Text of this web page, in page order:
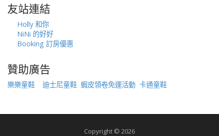
友站連結
Holly 和你
NiNi 的好好
Booking 訂房優惠
贊助廣告
樂樂童鞋 迪士尼童鞋 蝦皮領卷免運活動 卡通童鞋
Copyright © 2026